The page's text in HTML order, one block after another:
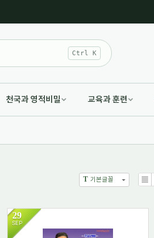
Ctrl K
천국과 영적비밀 교육과 훈련
T 기본글꼴
List
29
SEP